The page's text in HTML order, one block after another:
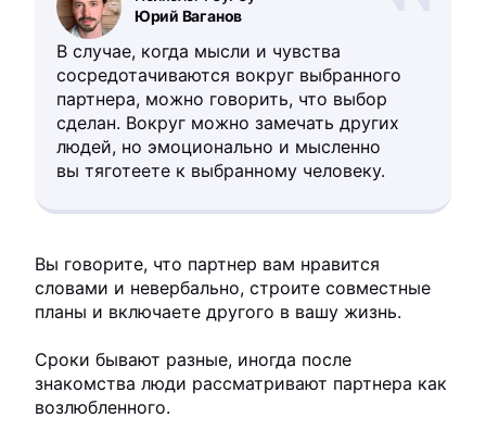
Юрий Ваганов
В случае, когда мысли и чувства
сосредотачиваются вокруг выбранного
партнера, можно говорить, что выбор
сделан. Вокруг можно замечать других
людей, но эмоционально и мысленно
вы тяготеете к выбранному человеку.
Вы говорите, что партнер вам нравится
словами и невербально, строите совместные
планы и включаете другого в вашу жизнь.
Сроки бывают разные, иногда после
знакомства люди рассматривают партнера как
возлюбленного.